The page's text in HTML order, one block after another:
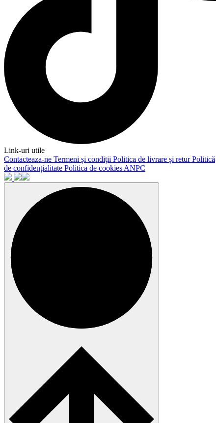
Link-uri utile
Contacteaza-ne Termeni și condiții Politica de livrare și returPolitică
de confidențialitate Politica de cookies ANPC